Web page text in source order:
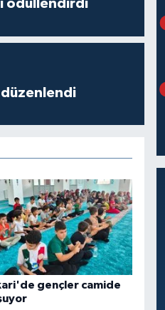
ödüllendirdi
gençler camide